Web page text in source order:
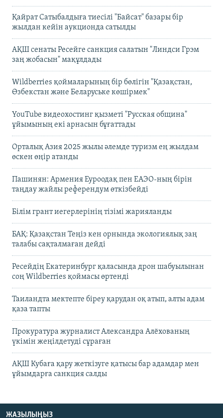
Қайрат Сатыбалдыға тиесілі "Байсат" базары бір
жылдан кейін аукционда сатылды
АҚШ сенаты Ресейге санкция салатын "Линдси Грэм
заң жобасын" мақұлдады
Wildberries қоймаларының бір бөлігін "Қазақстан,
Өзбекстан және Беларуське көшірмек"
YouTube видеохостинг қызметі "Русская община"
ұйымының екі арнасын бұғаттады
Орталық Азия 2025 жылы әлемде туризм ең жылдам
өскен өңір атанды
Пашинян: Армения Еуроодақ пен ЕАЭО-ның бірін
таңдау жайлы референдум өткізбейді
Білім грант иегерлерінің тізімі жарияланды
БАҚ: Қазақстан Теңіз кен орнында экологиялық заң
талабы сақталмаған дейді
Ресейдің Екатеринбург қаласында дрон шабуылынан
соң Wildberries қоймасы өртенді
Таиландта мектепте біреу қарудан оқ атып, алты адам
қаза тапты
Прокуратура журналист Александра Алёхованың
үкімін жеңілдетуді сұраған
АҚШ Кубаға қару жеткізуге қатысы бар адамдар мен
ұйымдарға санкция салды
ЖАЗЫЛЫҢЫЗ